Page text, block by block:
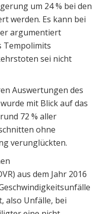
um 24 % bei den
werden. Es kann bei
argumentiert
Tempolimits
sei nicht
Auswertungen des
mit Blick auf das
72 % aller
ohne
verunglückten.
aus dem Jahr 2016
also Unfälle, bei